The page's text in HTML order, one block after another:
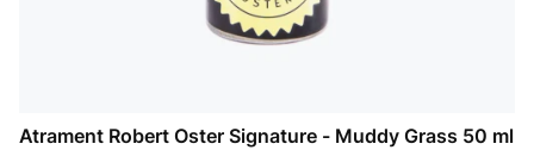
Atrament Robert Oster Signature - Muddy Grass 50 ml